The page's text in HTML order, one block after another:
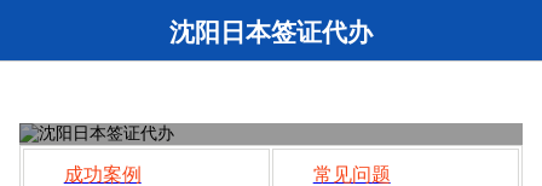
沈阳日本签证代办
成功案例 常见问题